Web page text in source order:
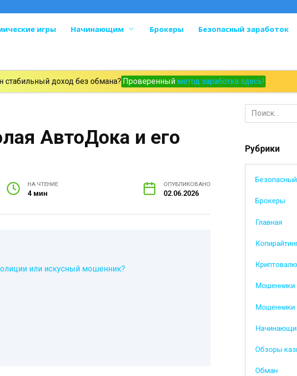
игры Начинающим Брокеры Безопасный заработок
стабильный доход без обмана? Проверенный метод заработка здесь!
АвтоДока и его
НА ЧТЕНИЕ
4 мин
ОПУБЛИКОВАНО
02.06.2026
или искусный мошенник?
Search
for:
Рубрики
Брокеры
Главная
Мошенники
Мошенники
Обзоры
Обман